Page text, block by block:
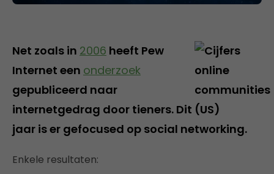
Net zoals in 2006 heeft Pew
Internet een onderzoek
gepubliceerd naar
internetgedrag door tieners. Dit
jaar is er gefocused op social networking.
Enkele resultaten: